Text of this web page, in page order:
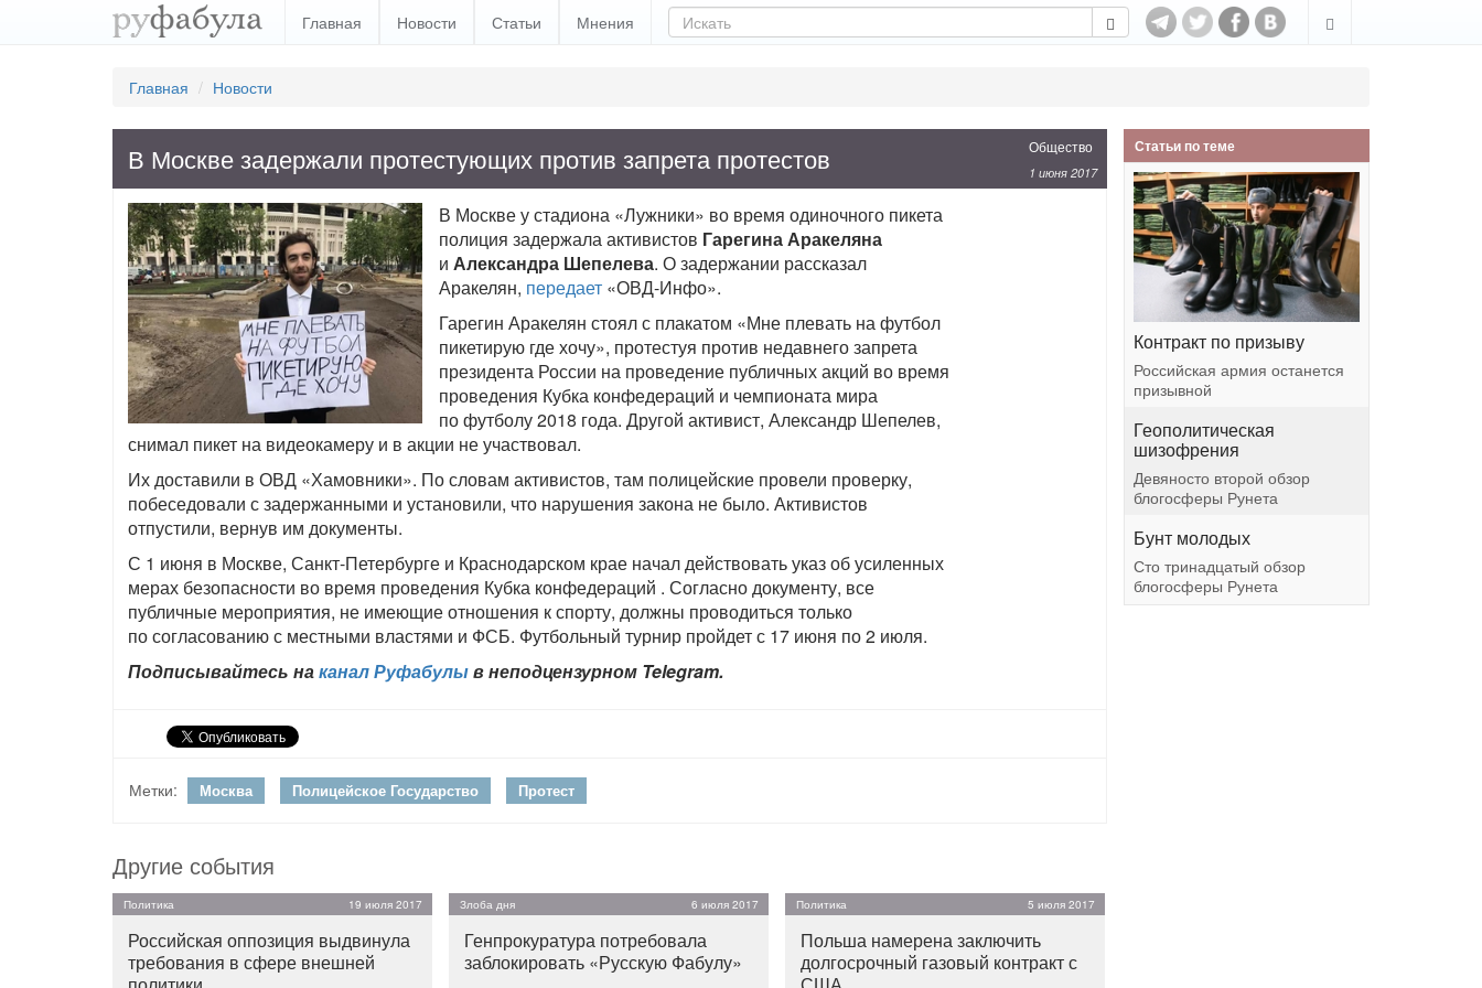
Главная Новости Статьи Мнения
Главная Новости
Общество
1 июня 2017
В Москве задержали протестующих против запрета протестов
В Москве у стадиона «Лужники» во время одиночного пикета
полиция задержала активистов Гарегина Аракеляна
иАлександра Шепелева. О задержании рассказал
Аракелян, передает «ОВД-Инфо».
Гарегин Аракелян стоял с плакатом «Мне плевать на футбол
пикетирую где хочу», протестуя против недавнего запрета
президента России на проведение публичных акций во время
проведения Кубка конфедераций и чемпионата мира
по футболу 2018 года. Другой активист, Александр Шепелев,
снимал пикет на видеокамеру и в акции не участвовал.
Их доставили в ОВД «Хамовники». По словам активистов, там полицейские провели проверку,
побеседовали с задержанными и установили, что нарушения закона не было. Активистов
отпустили, вернув им документы.
С 1 июня в Москве, Санкт-Петербурге и Краснодарском крае начал действовать указ об усиленных
мерах безопасности во время проведения Кубка конфедераций . Согласно документу, все
публичные мероприятия, не имеющие отношения к спорту, должны проводиться только
по согласованию с местными властями и ФСБ. Футбольный турнир пройдет с 17 июня по 2 июля.
Подписывайтесь наканал Руфабулыв неподцензурном Telegram.
Метки: Москва Полицейское Государство Протест
Другие события
Политика 19 июля 2017
Российская оппозиция выдвинула
требования в сфере внешней
Злоба дня 6 июля 2017
Генпрокуратура потребовала
заблокировать «Русскую Фабулу»
Политика 5 июля 2017
Польша намерена заключить
долгосрочный газовый контракт с
Статьи по теме
Контракт по призыву
Российская армия останется
призывной
Геополитическая
шизофрения
Девяносто второй обзор
блогосферы Рунета
Бунт молодых
Сто тринадцатый обзор
блогосферы Рунета